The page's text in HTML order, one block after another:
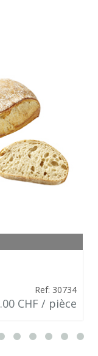
Ref: 30734
CHF / pièce